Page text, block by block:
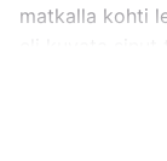
matkalla kohti
Kuvausten